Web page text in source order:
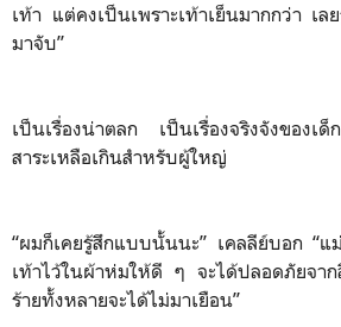
เท้า แต่คงเป็นเพราะเท้าเย็นมากกว่า เล
มาจับ”
เป็นเรื่องน่าตลก เป็นเรื่องจริงจังของเ
สาระเหลือเกินสำหรับผู้ใหญ่
“ผมก็เคยรู้สึกแบบนั้นนะ” เคลลีย์บอก “
เท้าไว้ในผ้าห่มให้ดี ๆ จะได้ปลอดภัยจาก
ร้ายทั้งหลายจะได้ไม่มาเยือน”